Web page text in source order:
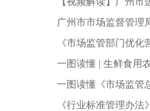
一图读懂 | 生鲜食用
《行业标准管理办法